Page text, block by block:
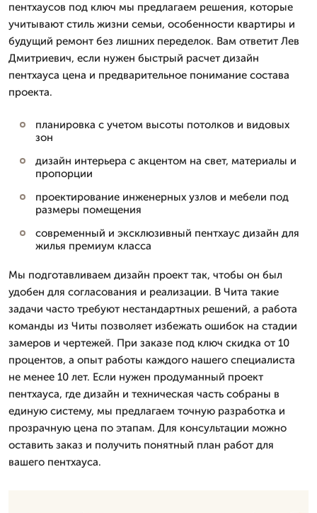
пентхаусов под ключ мы предлагаем решения, которые
учитывают стиль жизни семьи, особенности квартиры и
будущий ремонт без лишних переделок. Вам ответит Лев
Дмитpиевич, если нужен быстрый расчет дизайн
пентхауса цена и предварительное понимание состава
проекта.
планировка с учетом высоты потолков и видовых
зон
дизайн интерьера с акцентом на свет, материалы и
пропорции
проектирование инженерных узлов и мебели под
размеры помещения
современный и эксклюзивный пентхаус дизайн для
жилья премиум класса
Мы подготавливаем дизайн проект так, чтобы он был
удобен для согласования и реализации. В Чита такие
задачи часто требуют нестандартных решений, а работа
команды из Читы позволяет избежать ошибок на стадии
замеров и чертежей. При заказе под ключ скидка от 10
процентов, а опыт работы каждого нашего специалиста
не менее 10 лет. Если нужен продуманный проект
пентхауса, где дизайн и техническая часть собраны в
единую систему, мы предлагаем точную разработка и
прозрачную цена по этапам. Для консультации можно
оставить заказ и получить понятный план работ для
вашего пентхауса.